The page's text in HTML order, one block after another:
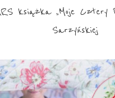
książka „Moje Cztery
Sarzyńskiej